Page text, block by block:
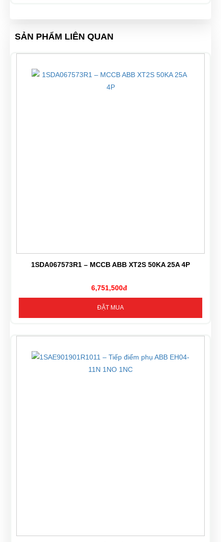
SẢN PHẨM LIÊN QUAN
1SDA067573R1 – MCCB ABB XT2S 50KA 25A 4P
6,751,500đ
ĐẶT MUA